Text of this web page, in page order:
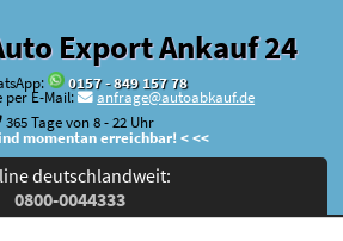
Export Ankauf 24
0157 - 849 157 78
per E-Mail:
anfrage@autoabkauf.de
365 Tage von 8 - 22 Uhr
momentan erreichbar! < <<
deutschlandweit:
0800-0044333